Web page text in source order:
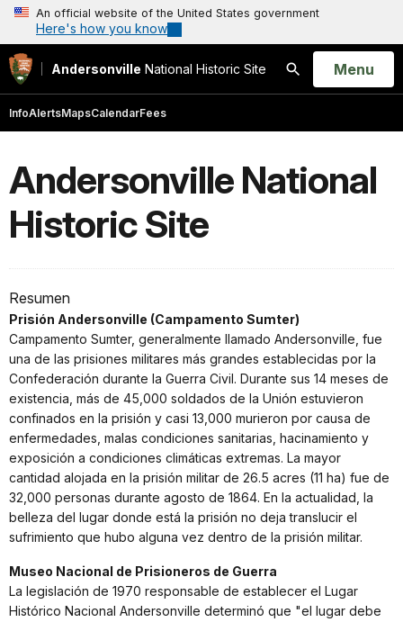
An official website of the United States government
Here's how you know
Andersonville National Historic Site
Search
Open
Menu
InfoAlertsMapsCalendarFees
Andersonville National
Historic Site
Resumen
Prisión Andersonville (Campamento Sumter)
Campamento Sumter, generalmente llamado Andersonville, fue
una de las prisiones militares más grandes establecidas por la
Confederación durante la Guerra Civil. Durante sus 14 meses de
existencia, más de 45,000 soldados de la Unión estuvieron
confinados en la prisión y casi 13,000 murieron por causa de
enfermedades, malas condiciones sanitarias, hacinamiento y
exposición a condiciones climáticas extremas. La mayor
cantidad alojada en la prisión militar de 26.5 acres (11 ha) fue de
32,000 personas durante agosto de 1864. En la actualidad, la
belleza del lugar donde está la prisión no deja translucir el
sufrimiento que hubo alguna vez dentro de la prisión militar.
Museo Nacional de Prisioneros de Guerra
La legislación de 1970 responsable de establecer el Lugar
Histórico Nacional Andersonville determinó que "el lugar debe